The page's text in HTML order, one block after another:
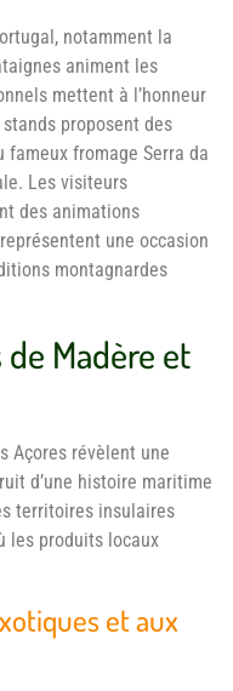
notamment la
animent les
mettent à l’honneur
proposent des
fromage Serra da
Les visiteurs
des animations
une occasion
montagnardes
Madère et
Açores révèlent une
d’une histoire maritime
territoires insulaires
les produits locaux
et aux